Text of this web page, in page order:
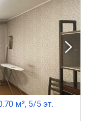
м², 5/5 эт.